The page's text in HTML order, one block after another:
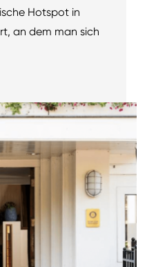
Hotspot in
an dem man sich